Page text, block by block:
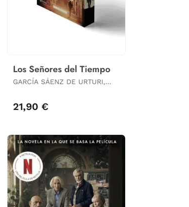
Los Señores del Tiempo
GARCÍA SÁENZ DE URTURI,
21,90 €